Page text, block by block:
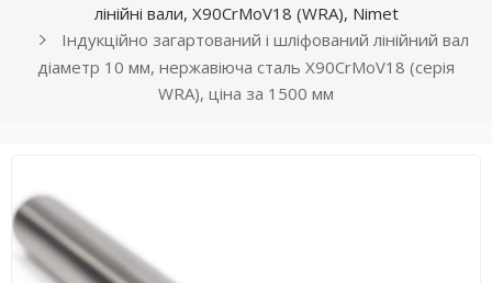
лінійні вали, X90CrMoV18 (WRA), Nimet
Індукційно загартований і шліфований лінійний вал
діаметр 10 мм, нержавіюча сталь X90CrMoV18 (серія
WRA), ціна за 1500 мм